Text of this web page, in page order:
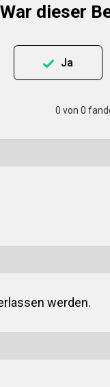
War dieser
Ja
0 von 0
werden.